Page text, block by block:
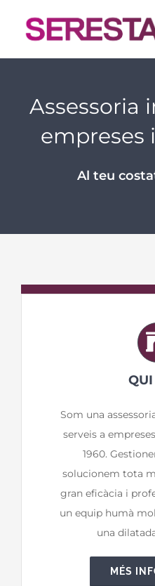
Assessoria
empreses
Al teu
QUI
Som una
serveis a
1960.
solucionem tota
gran eficàcia i
un equip humà
una
MÉS